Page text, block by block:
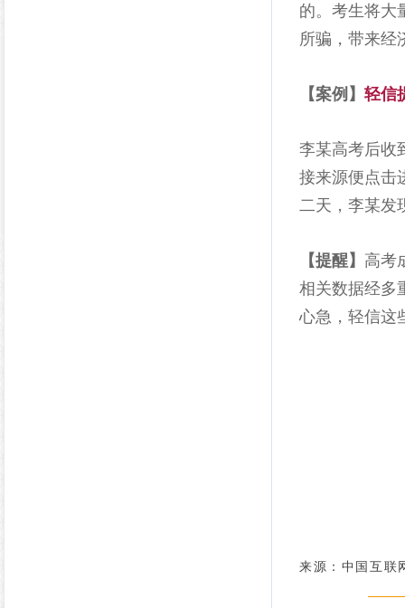
的。考生将大
所骗，带来经
【案例】 轻信
李某高考后收
接来源便点击
二天，李某发
【提醒】 高考
相关数据经多
心急，轻信这
来源：中国互联